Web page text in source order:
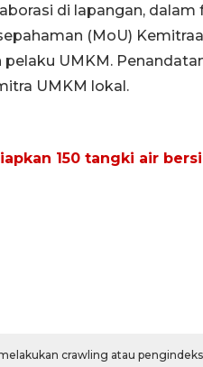
di lapangan,
(MoU)
pelaku UMKM.
UMKM lokal.
150 tangki air
crawling atau